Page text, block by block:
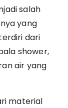
salah
yang
dari
shower,
air yang
material